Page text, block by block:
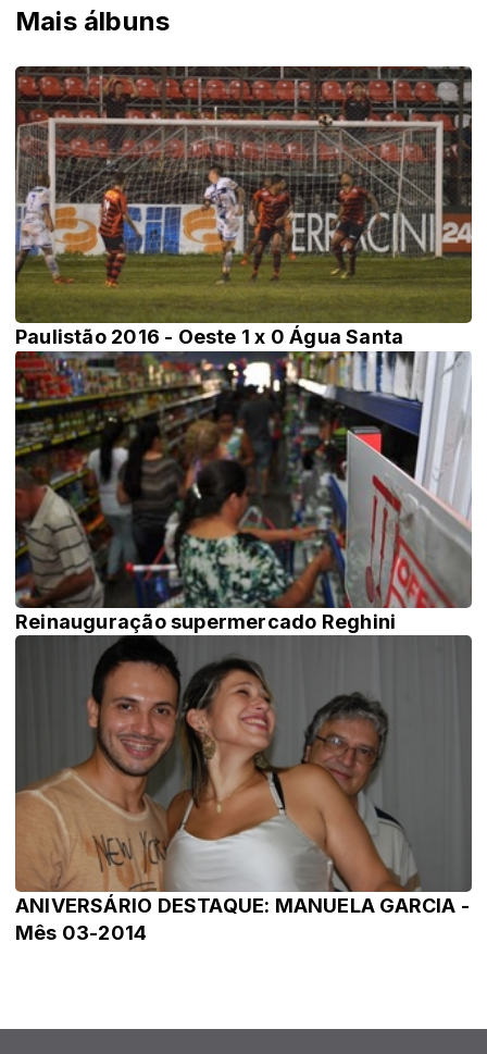
Mais álbuns
Paulistão 2016 - Oeste 1 x 0 Água Santa
Reinauguração supermercado Reghini
ANIVERSÁRIO DESTAQUE: MANUELA GARCIA -
Mês 03-2014